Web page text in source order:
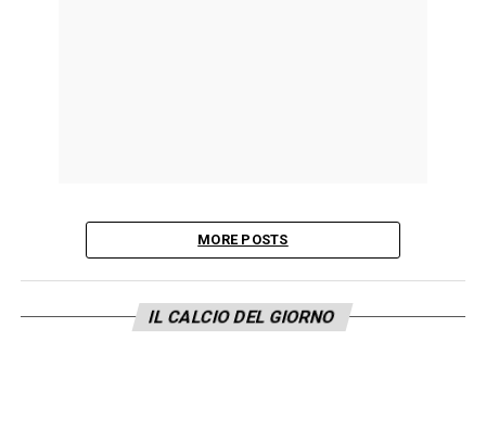
MORE POSTS
IL CALCIO DEL GIORNO